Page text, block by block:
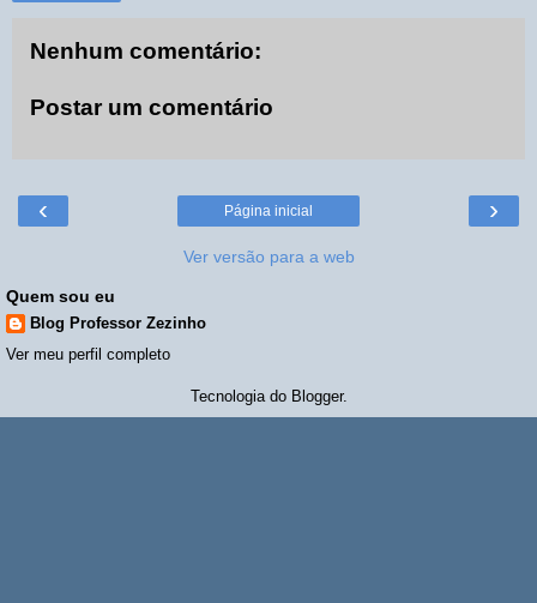
Nenhum comentário:
Postar um comentário
‹ ›
Página inicial
Ver versão para a web
Quem sou eu
Blog Professor Zezinho
Ver meu perfil completo
Tecnologia do Blogger.